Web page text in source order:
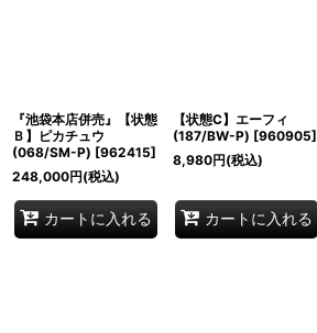
『池袋本店併売』【状態
Ｂ】ピカチュウ
(068/SM-P) [962415]
248,000円(税込)
カートに入れる
【状態C】エーフィ
(187/BW-P) [960905]
8,980円(税込)
カートに入れる